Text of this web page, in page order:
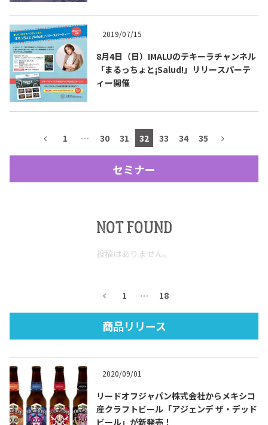
メキシコの記念日
トピックス一覧
Topics List
お問合せ テキーラ・メスカルが飲める
バー＆レストラン
Bar & Restaurant
2019/07/15
8月4日（日）IMALUのテキーラチャンネル
「まるっちょと¡Salud!」リリースパーテ
ィー開催
1 … 30 31 32 33 34 35
セミナー
NOT FOUND
投稿はありません。
1 … 18
商品リリース
2020/09/01
リードオフジャパン株式会社からメキシコ
産クラフトビール「アジェンデ ザ・デッド
ビール」が新発売！